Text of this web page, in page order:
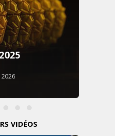
2026
VIDÉOS